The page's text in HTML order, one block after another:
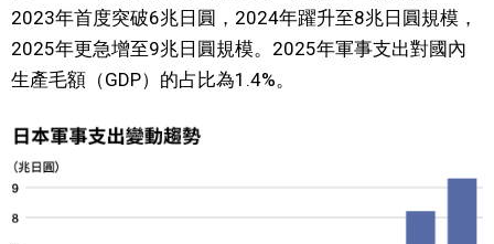
教育
工作勞動
家庭
2023年首度突破6兆日圓，2024年躍升至8兆日圓規模，
2025年更急增至9兆日圓規模。2025年軍事支出對國內
生產毛額（GDP）的占比為1.4%。